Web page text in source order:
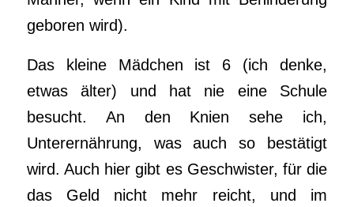
geboren wird).
Das kleine Mädchen ist 6 (ich denke,
etwas älter) und hat nie eine Schule
besucht. An den Knien sehe ich,
Unterernährung, was auch so bestätigt
wird. Auch hier gibt es Geschwister, für die
das Geld nicht mehr reicht, und im